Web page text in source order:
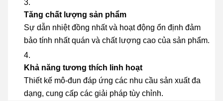
Tăng chất lượng sản phẩm
Sự dẫn nhiệt đồng nhất và hoạt động ổn định đảm
bảo tính nhất quán và chất lượng cao của sản phẩm.
Khả năng tương thích linh hoạt
Thiết kế mô-đun đáp ứng các nhu cầu sản xuất đa
dạng, cung cấp các giải pháp tùy chỉnh.